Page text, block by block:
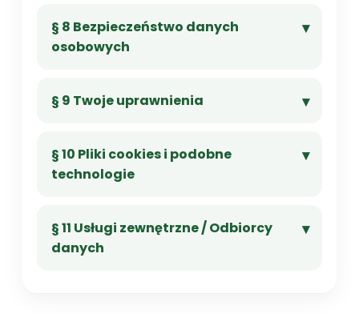
§ 8 Bezpieczeństwo danych
osobowych
§ 9 Twoje uprawnienia
§ 10 Pliki cookies i podobne
technologie
§ 11 Usługi zewnętrzne / Odbiorcy
danych